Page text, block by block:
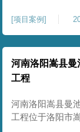
公及生活附属设
建园区待开发地
均、土质松散、
承载力与整体均
施工易出现地基
开裂、墙体变形
满足工业厂房长
标
[项目案例]
河南洛阳嵩县
工程
河南洛阳嵩县曼
工程位于洛阳市